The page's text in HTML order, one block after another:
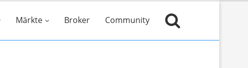
Märkte Broker Community